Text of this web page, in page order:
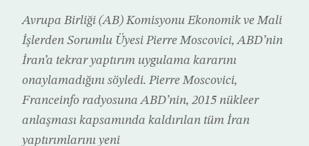
Avrupa Birliği (AB) Komisyonu Ekonomik ve Mali
İşlerden Sorumlu Üyesi Pierre Moscovici, ABD’nin
İran’a tekrar yaptırım uygulama kararını
onaylamadığını söyledi. Pierre Moscovici,
Franceinfo radyosuna ABD’nin, 2015 nükleer
anlaşması kapsamında kaldırılan tüm İran
yaptırımlarını yeni